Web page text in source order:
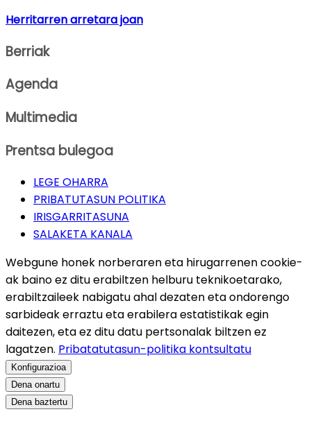
Herritarren arretara joan
Berriak
Agenda
Multimedia
Prentsa bulegoa
LEGE OHARRA
PRIBATUTASUN POLITIKA
IRISGARRITASUNA
SALAKETA KANALA
Webgune honek norberaren eta hirugarrenen cookie-
ak baino ez ditu erabiltzen helburu teknikoetarako,
erabiltzaileek nabigatu ahal dezaten eta ondorengo
sarbideak erraztu eta erabilera estatistikak egin
daitezen, eta ez ditu datu pertsonalak biltzen ez
lagatzen. Pribatatutasun-politika kontsultatu
Konfigurazioa
Dena onartu
Dena baztertu